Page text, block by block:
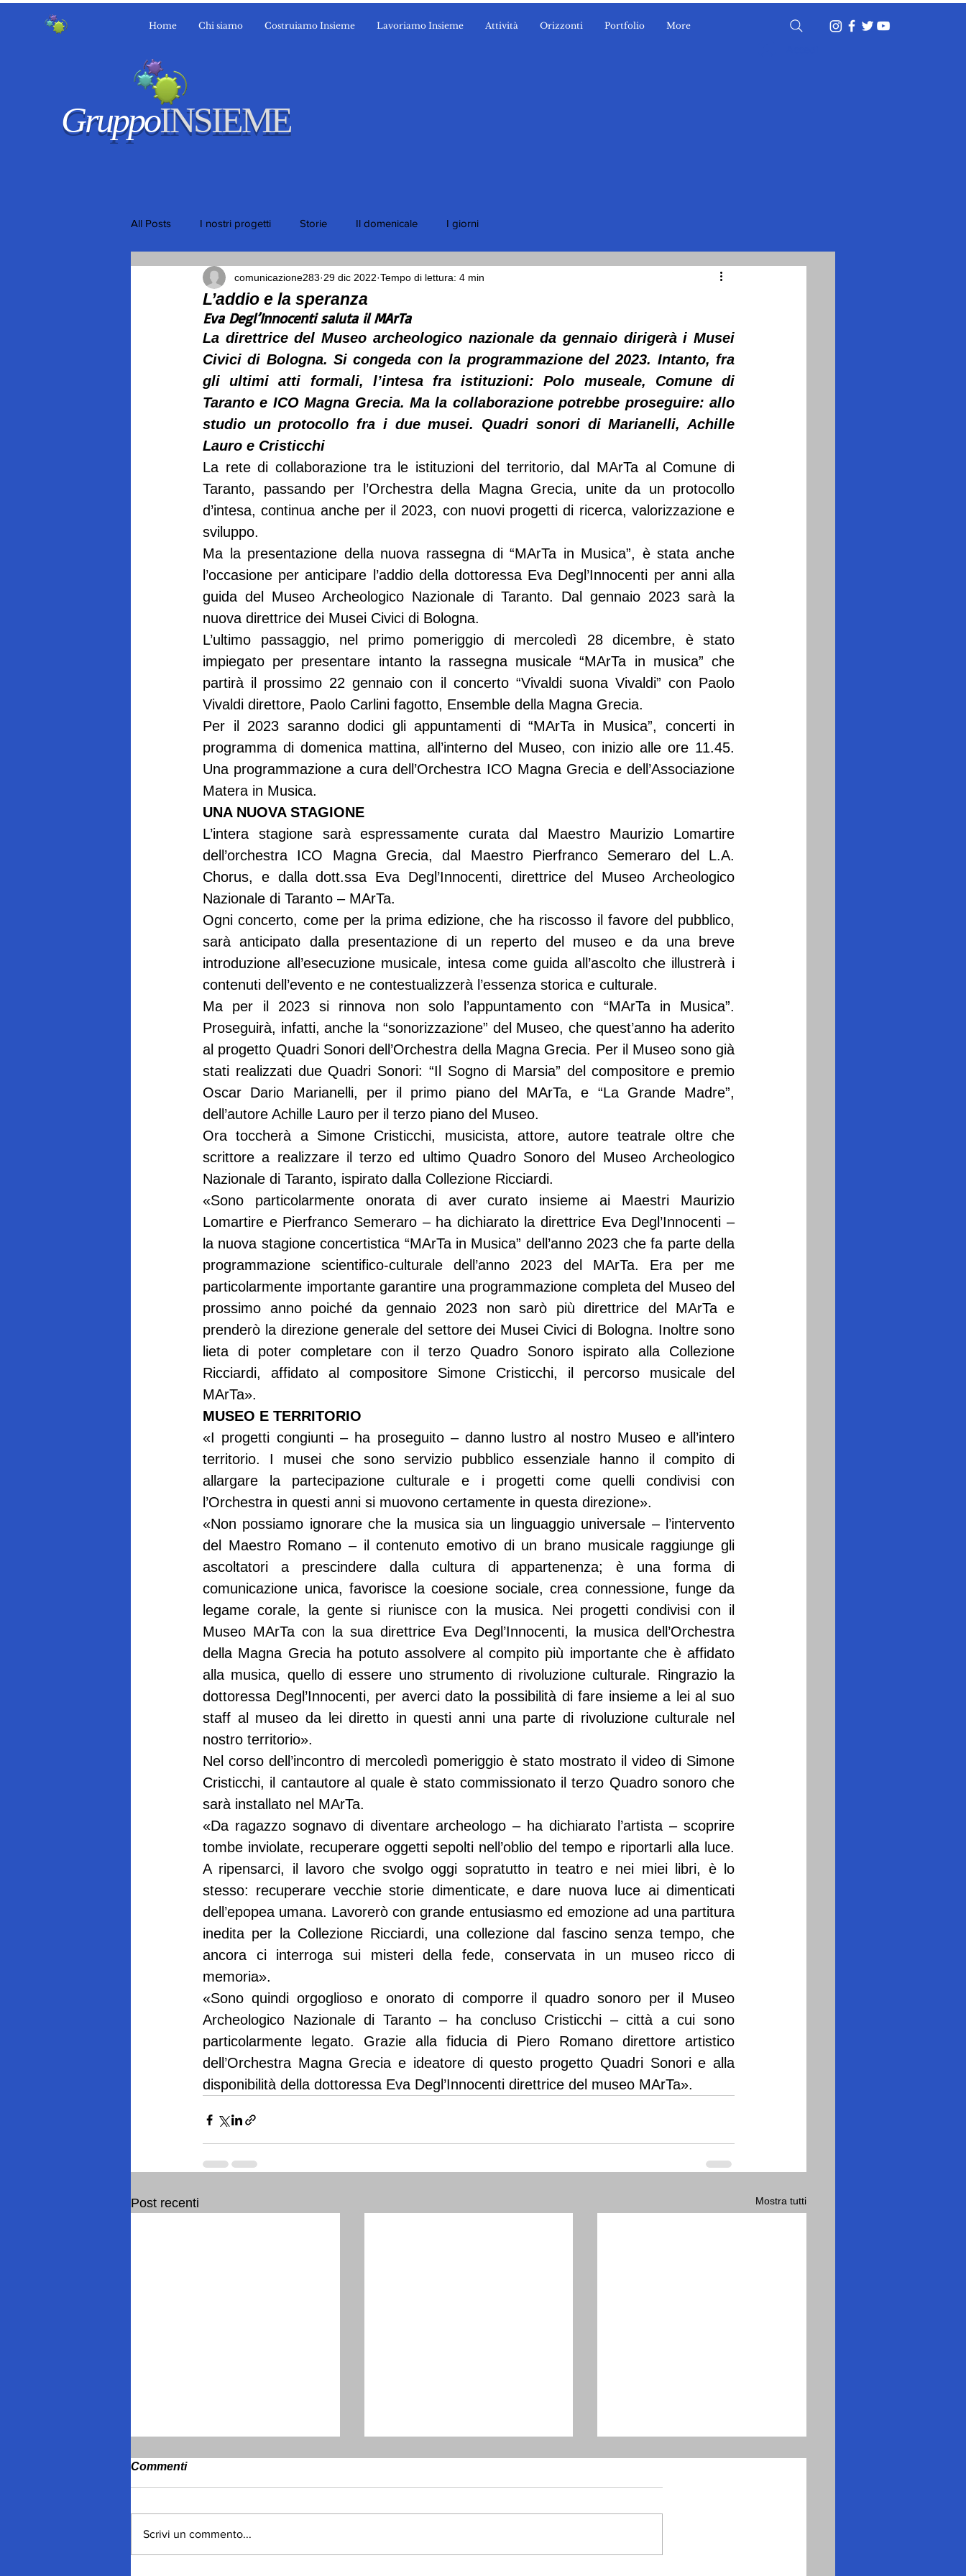
GruppoINSIEME
Home Chi siamo Costruiamo Insieme Lavoriamo Insieme Attività Orizzonti Portfolio More
All Posts I nostri progetti Storie Il domenicale I giorni
L’addio e la speranza
comunicazione283 29 dic 2022 Tempo di lettura: 4 min
Eva Degl’Innocenti saluta il MArTa
La direttrice del Museo archeologico nazionale da gennaio dirigerà i Musei
Civici di Bologna. Si congeda con la programmazione del 2023. Intanto, fra
gli ultimi atti formali, l’intesa fra istituzioni: Polo museale, Comune di
Taranto e ICO Magna Grecia. Ma la collaborazione potrebbe proseguire: allo
studio un protocollo fra i due musei. Quadri sonori di Marianelli, Achille
Lauro e Cristicchi
La rete di collaborazione tra le istituzioni del territorio, dal MArTa al Comune di
Taranto, passando per l’Orchestra della Magna Grecia, unite da un protocollo
d’intesa, continua anche per il 2023, con nuovi progetti di ricerca, valorizzazione e
sviluppo.
Ma la presentazione della nuova rassegna di “MArTa in Musica”, è stata anche
l’occasione per anticipare l’addio della dottoressa Eva Degl’Innocenti per anni alla
guida del Museo Archeologico Nazionale di Taranto. Dal gennaio 2023 sarà la
nuova direttrice dei Musei Civici di Bologna.
L’ultimo passaggio, nel primo pomeriggio di mercoledì 28 dicembre, è stato
impiegato per presentare intanto la rassegna musicale “MArTa in musica” che
partirà il prossimo 22 gennaio con il concerto “Vivaldi suona Vivaldi” con Paolo
Vivaldi direttore, Paolo Carlini fagotto, Ensemble della Magna Grecia.
Per il 2023 saranno dodici gli appuntamenti di “MArTa in Musica”, concerti in
programma di domenica mattina, all’interno del Museo, con inizio alle ore 11.45.
Una programmazione a cura dell’Orchestra ICO Magna Grecia e dell’Associazione
Matera in Musica.
UNA NUOVA STAGIONE
L’intera stagione sarà espressamente curata dal Maestro Maurizio Lomartire
dell’orchestra ICO Magna Grecia, dal Maestro Pierfranco Semeraro del L.A.
Chorus, e dalla dott.ssa Eva Degl’Innocenti, direttrice del Museo Archeologico
Nazionale di Taranto – MArTa.
Ogni concerto, come per la prima edizione, che ha riscosso il favore del pubblico,
sarà anticipato dalla presentazione di un reperto del museo e da una breve
introduzione all’esecuzione musicale, intesa come guida all’ascolto che illustrerà i
contenuti dell’evento e ne contestualizzerà l’essenza storica e culturale.
Ma per il 2023 si rinnova non solo l’appuntamento con “MArTa in Musica”.
Proseguirà, infatti, anche la “sonorizzazione” del Museo, che quest’anno ha aderito
al progetto Quadri Sonori dell’Orchestra della Magna Grecia. Per il Museo sono già
stati realizzati due Quadri Sonori: “Il Sogno di Marsia” del compositore e premio
Oscar Dario Marianelli, per il primo piano del MArTa, e “La Grande Madre”,
dell’autore Achille Lauro per il terzo piano del Museo.
Ora toccherà a Simone Cristicchi, musicista, attore, autore teatrale oltre che
scrittore a realizzare il terzo ed ultimo Quadro Sonoro del Museo Archeologico
Nazionale di Taranto, ispirato dalla Collezione Ricciardi.
«Sono particolarmente onorata di aver curato insieme ai Maestri Maurizio
Lomartire e Pierfranco Semeraro – ha dichiarato la direttrice Eva Degl’Innocenti –
la nuova stagione concertistica “MArTa in Musica” dell’anno 2023 che fa parte della
programmazione scientifico-culturale dell’anno 2023 del MArTa. Era per me
particolarmente importante garantire una programmazione completa del Museo del
prossimo anno poiché da gennaio 2023 non sarò più direttrice del MArTa e
prenderò la direzione generale del settore dei Musei Civici di Bologna. Inoltre sono
lieta di poter completare con il terzo Quadro Sonoro ispirato alla Collezione
Ricciardi, affidato al compositore Simone Cristicchi, il percorso musicale del
MArTa».
MUSEO E TERRITORIO
«I progetti congiunti – ha proseguito – danno lustro al nostro Museo e all’intero
territorio. I musei che sono servizio pubblico essenziale hanno il compito di
allargare la partecipazione culturale e i progetti come quelli condivisi con
l’Orchestra in questi anni si muovono certamente in questa direzione».
«Non possiamo ignorare che la musica sia un linguaggio universale – l’intervento
del Maestro Romano – il contenuto emotivo di un brano musicale raggiunge gli
ascoltatori a prescindere dalla cultura di appartenenza; è una forma di
comunicazione unica, favorisce la coesione sociale, crea connessione, funge da
legame corale, la gente si riunisce con la musica. Nei progetti condivisi con il
Museo MArTa con la sua direttrice Eva Degl’Innocenti, la musica dell’Orchestra
della Magna Grecia ha potuto assolvere al compito più importante che è affidato
alla musica, quello di essere uno strumento di rivoluzione culturale. Ringrazio la
dottoressa Degl’Innocenti, per averci dato la possibilità di fare insieme a lei al suo
staff al museo da lei diretto in questi anni una parte di rivoluzione culturale nel
nostro territorio».
Nel corso dell’incontro di mercoledì pomeriggio è stato mostrato il video di Simone
Cristicchi, il cantautore al quale è stato commissionato il terzo Quadro sonoro che
sarà installato nel MArTa.
«Da ragazzo sognavo di diventare archeologo – ha dichiarato l’artista – scoprire
tombe inviolate, recuperare oggetti sepolti nell’oblio del tempo e riportarli alla luce.
A ripensarci, il lavoro che svolgo oggi sopratutto in teatro e nei miei libri, è lo
stesso: recuperare vecchie storie dimenticate, e dare nuova luce ai dimenticati
dell’epopea umana. Lavorerò con grande entusiasmo ed emozione ad una partitura
inedita per la Collezione Ricciardi, una collezione dal fascino senza tempo, che
ancora ci interroga sui misteri della fede, conservata in un museo ricco di
memoria».
«Sono quindi orgoglioso e onorato di comporre il quadro sonoro per il Museo
Archeologico Nazionale di Taranto – ha concluso Cristicchi – città a cui sono
particolarmente legato. Grazie alla fiducia di Piero Romano direttore artistico
dell’Orchestra Magna Grecia e ideatore di questo progetto Quadri Sonori e alla
disponibilità della dottoressa Eva Degl’Innocenti direttrice del museo MArTa».
Post recenti Mostra tutti
Commenti
Scrivi un commento...